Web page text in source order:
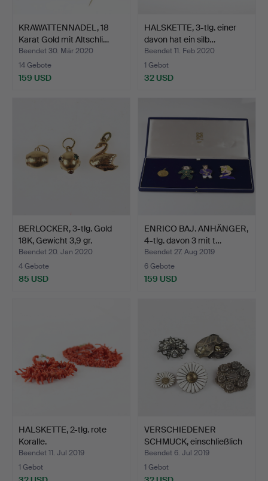
KRAWATTENNADEL, 18
Karat Gold mit Altschli…
Beendet 30. Mär 2020
14 Gebote
159 USD
HALSKETTE, 3-tlg. einer
davon hat ein silb…
Beendet 11. Feb 2020
1 Gebot
32 USD
BERLOCKER, 3-tlg. Gold
18K, Gewicht 3,9 gr.
Beendet 20. Jan 2020
4 Gebote
85 USD
ENRICO BAJ. ANHÄNGER,
4-tlg. davon 3 mit t…
Beendet 27. Aug 2019
6 Gebote
159 USD
HALSKETTE, 2-tlg. rote
Koralle.
Beendet 11. Jul 2019
1 Gebot
VERSCHIEDENER
SCHMUCK, einschließlich
Zinn…
Beendet 6. Jul 2019
1 Gebot